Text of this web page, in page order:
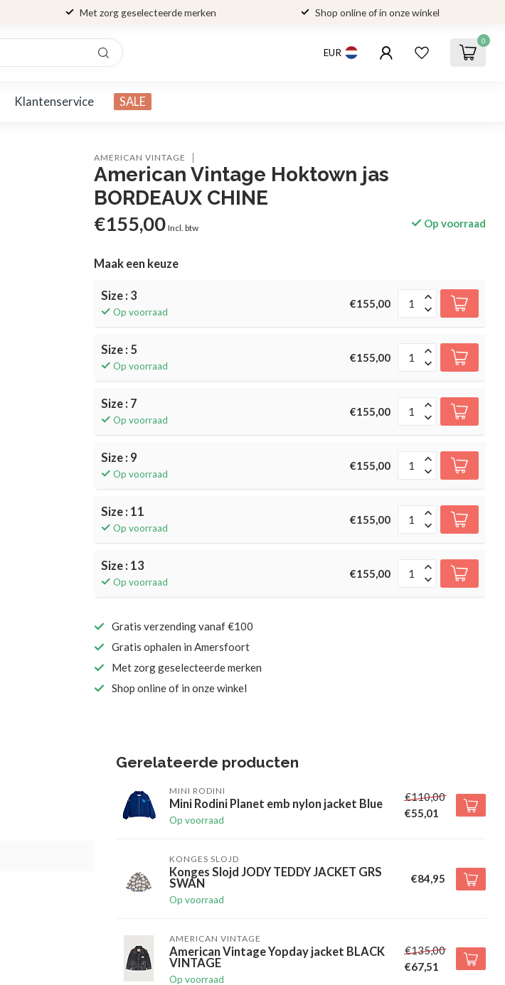
Met zorg geselecteerde merken Shop online of in onze winkel
EUR
0
Klantenservice SALE
AMERICAN VINTAGE
American Vintage Hoktown jas
BORDEAUX CHINE
€155,00 Incl. btw Op voorraad
Maak een keuze
Size : 3
Op voorraad
€155,00
Size : 5
Op voorraad
€155,00
Size : 7
Op voorraad
€155,00
Size : 9
Op voorraad
€155,00
Size : 11
Op voorraad
€155,00
Size : 13
Op voorraad
€155,00
Gratis verzending vanaf €100
Gratis ophalen in Amersfoort
Met zorg geselecteerde merken
Shop online of in onze winkel
Gerelateerde producten
MINI RODINI
Mini Rodini Planet emb nylon jacket Blue
Op voorraad
€110,00
€55,01
KONGES SLOJD
Konges Slojd JODY TEDDY JACKET GRS
SWAN
Op voorraad
€84,95
AMERICAN VINTAGE
American Vintage Yopday jacket BLACK
VINTAGE
Op voorraad
€135,00
€67,51